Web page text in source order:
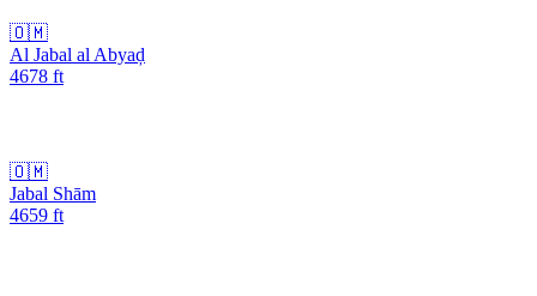
🇴🇲
Al Jabal al Abyaḑ
4678 ft
🇴🇲
Jabal Shām
4659 ft